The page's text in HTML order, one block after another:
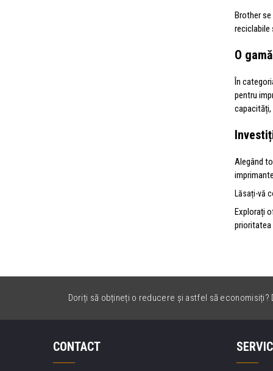
Brother
reciclabile
O
În
pentru
capacități,
Alegând
Lăsați-vă
Explorați
Doriți să obțineți o reducere și astfel să
CONTACT